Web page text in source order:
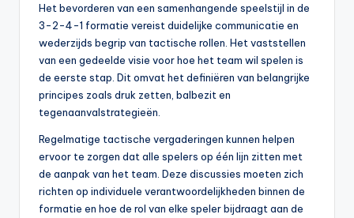
Het bevorderen van een samenhangende speelstijl in de
3-2-4-1 formatie vereist duidelijke communicatie en
wederzijds begrip van tactische rollen. Het vaststellen
van een gedeelde visie voor hoe het team wil spelen is
de eerste stap. Dit omvat het definiëren van belangrijke
principes zoals druk zetten, balbezit en
tegenaanvalstrategieën.
Regelmatige tactische vergaderingen kunnen helpen
ervoor te zorgen dat alle spelers op één lijn zitten met
de aanpak van het team. Deze discussies moeten zich
richten op individuele verantwoordelijkheden binnen de
formatie en hoe de rol van elke speler bijdraagt aan de